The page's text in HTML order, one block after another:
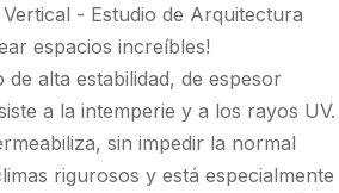
- Estudio de Arquitectura
espacios increíbles!
alta estabilidad, de espesor
a la intemperie y a los rayos UV.
sin impedir la normal
rigurosos y está especialmente